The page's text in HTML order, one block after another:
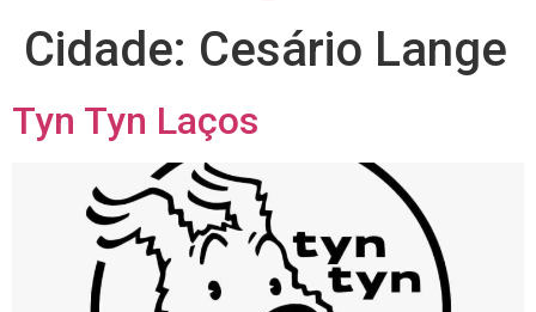
Cidade: Cesário Lange
Tyn Tyn Laços